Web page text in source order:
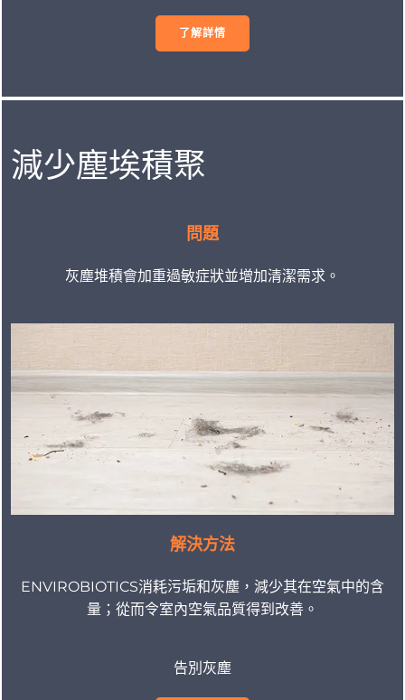
了解詳情
減少塵埃積聚
問題
灰塵堆積會加重過敏症狀並增加清潔需求。
解決方法
ENVIROBIOTICS消耗污垢和灰塵，減少其在空氣中的含
量；從而令室內空氣品質得到改善。
告別灰塵